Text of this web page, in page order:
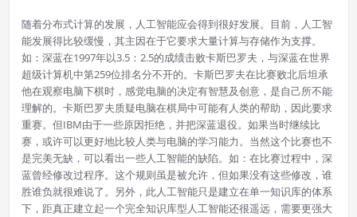
随着分布式计算的发展，人工智能应会得到很好发展。目前，人工智
能发展得比较缓慢，其主因在于它要求大量计算与存储作为支撑。
如：深蓝在1997年以3.5：2.5的成绩击败卡斯巴罗夫，与深蓝在世界
超级计算机中第259位排名分不开的。卡斯巴罗夫在比赛败北后坦承
他在观察电脑下棋时，感觉电脑的决定有智慧及创意，是自己所不能
理解的。卡斯巴罗夫质疑电脑在棋局中可能有人类的帮助，因此要求
重赛。但IBM由于一些原因拒绝，并把深蓝退役。如果当时继续比
赛，或许可以更好地比较人类与电脑的学习能力。当然这个比赛也不
是完美无缺，可以看出一些人工智能的缺陷。如：在比赛过程中，深
蓝曾经修改过程序。这个规则虽是被允许，但如果没有这些修改，谁
胜谁负就很难说了。另外，此人工智能只是建立在单一知识库的体系
下，距真正建立起一个完全知识库型人工智能还很遥远，需要更强大